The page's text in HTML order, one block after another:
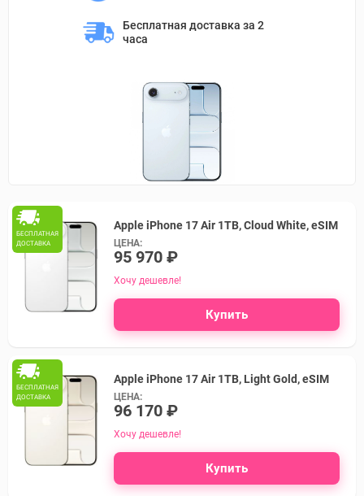
Бесплатная доставка за 2
часа
БЕСПЛАТНАЯ
ДОСТАВКА
Apple iPhone 17 Air 1TB, Cloud White, eSIM
ЦЕНА:
95 970 ₽
Хочу дешевле!
Купить
БЕСПЛАТНАЯ
ДОСТАВКА
Apple iPhone 17 Air 1TB, Light Gold, eSIM
ЦЕНА:
96 170 ₽
Хочу дешевле!
Купить